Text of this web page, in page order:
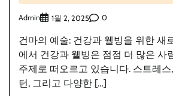
Admin 1월 2, 2025 0
건마의 예술: 건강과 웰빙을 위한 새
에서 건강과 웰빙은 점점 더 많은 사
주제로 떠오르고 있습니다. 스트레
턴, 그리고 다양한 […]